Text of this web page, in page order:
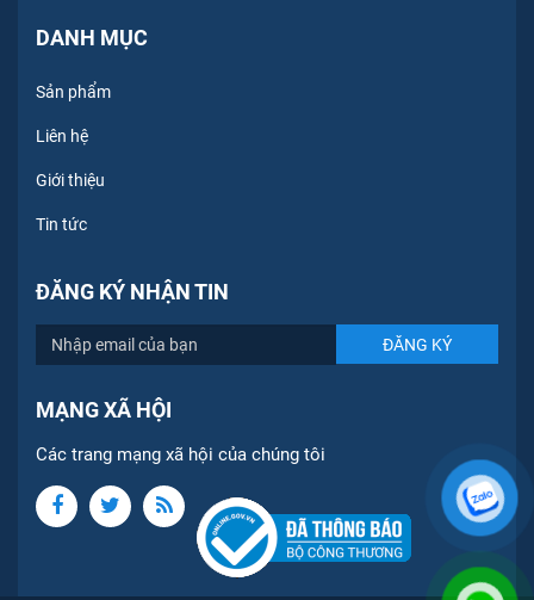
DANH MỤC
Sản phẩm
Liên hệ
Giới thiệu
Tin tức
ĐĂNG KÝ NHẬN TIN
MẠNG XÃ HỘI
Các trang mạng xã hội của chúng tôi